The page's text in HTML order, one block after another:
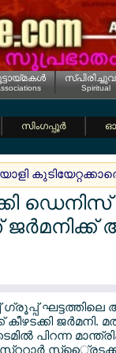
Spiritual
സിംഗപ്പൂര്‍
ഘട്ടത്തിലെ
ജര്‍മനി.
പിറന്ന
സ്ററാര്‍